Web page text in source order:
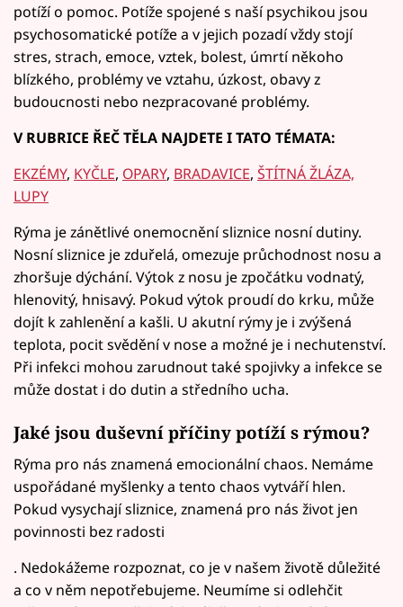
potíží o pomoc. Potíže spojené s naší psychikou jsou
psychosomatické potíže a v jejich pozadí vždy stojí
stres, strach, emoce, vztek, bolest, úmrtí někoho
blízkého, problémy ve vztahu, úzkost, obavy z
budoucnosti nebo nezpracované problémy.
V RUBRICE ŘEČ TĚLA NAJDETE I TATO TÉMATA:
EKZÉMY, KYČLE, OPARY, BRADAVICE, ŠTÍTNÁ ŽLÁZA,
LUPY
Rýma je zánětlivé onemocnění sliznice nosní dutiny.
Nosní sliznice je zduřelá, omezuje průchodnost nosu a
zhoršuje dýchání. Výtok z nosu je zpočátku vodnatý,
hlenovitý, hnisavý. Pokud výtok proudí do krku, může
dojít k zahlenění a kašli. U akutní rýmy je i zvýšená
teplota, pocit svědění v nose a možné je i nechutenství.
Při infekci mohou zarudnout také spojivky a infekce se
může dostat i do dutin a středního ucha.
Jaké jsou duševní příčiny potíží s rýmou?
Rýma pro nás znamená emocionální chaos. Nemáme
uspořádané myšlenky a tento chaos vytváří hlen.
Pokud vysychají sliznice, znamená pro nás život jen
povinnosti bez radosti
. Nedokážeme rozpoznat, co je v našem životě důležité
a co v něm nepotřebujeme. Neumíme si odlehčit